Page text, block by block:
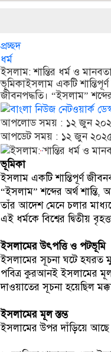
শেখ
প্রচ্ছদ
ধর্ম
ইসলাম: শান্তির ধর্ম ও
ভূমিকাইসলাম একটি
জীবনপদ্ধতি। “ইসলাম” শব্দের
আপলোড সময় : ১২ জুন
আপডেট সময় : ১২ জুন
ভূমিকা
ইসলাম একটি শান্তিপূর্ণ
“ইসলাম” শব্দের অর্থ
তাঁর আদেশ মেনে চলার
এই ধর্মকে বিশ্বের দ্বিতীয়
ইসলামের উৎপত্তি ও পটভূমি
ইসলামের সূচনা ঘটে হযরত
পবিত্র কুরআনই ইসলামের মূল
দাওয়াতের সূচনা হয়েছিল
ইসলামের মূল স্তম্ভ
ইসলামের উপর দাঁড়িয়ে আছে